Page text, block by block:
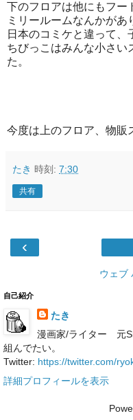
下のフロアは他にもフー
ミリールームなんかがあ
日本のコミケと違って、
ちびっこはみんな小さい
た。
今度は上のフロア、物販
たき 時刻: 7:30
共有
‹
ウェブ
自己紹介
たき
漫画家/ライター 元
組んでたい。
Twitter: https://twitter.com/
詳細プロフィールを表示